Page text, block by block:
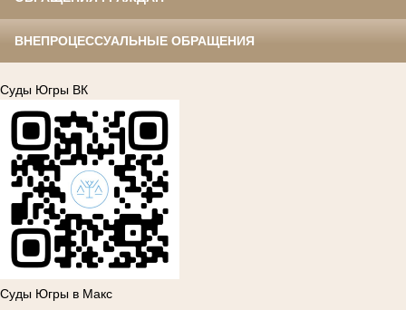
ВНЕПРОЦЕССУАЛЬНЫЕ ОБРАЩЕНИЯ
Суды Югры ВК
Суды Югры в Макс